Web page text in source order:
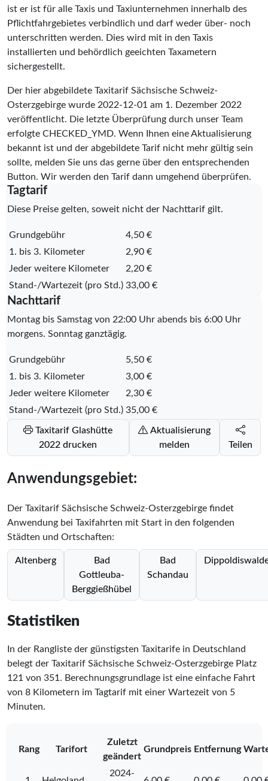
ist er ist für alle Taxis und Taxiunternehmen innerhalb des
Pflichtfahrgebietes verbindlich und darf weder über- noch
unterschritten werden. Dies wird mit in den Taxis
installierten und behördlich geeichten Taxametern
sichergestellt.
Der hier abgebildete Taxitarif Sächsische Schweiz-
Osterzgebirge wurde 2022-12-01 am 1. Dezember 2022
veröffentlicht. Die letzte Überprüfung durch unser Team
erfolgte CHECKED_YMD. Wenn Ihnen eine Aktualisierung
bekannt ist und der abgebildete Tarif nicht mehr gültig sein
sollte, melden Sie uns das gerne über den entsprechenden
Button. Wir werden den Tarif dann umgehend überprüfen.
Tagtarif
Diese Preise gelten, soweit nicht der Nachttarif gilt.
Grundgebühr
4,50 €
1. bis 3. Kilometer
2,90 €
Jeder weitere Kilometer
2,20 €
Stand-/Wartezeit (pro Std.) 33,00 €
Nachttarif
Montag bis Samstag von 22:00 Uhr abends bis 6:00 Uhr
morgens. Sonntag ganztägig.
Grundgebühr
5,50 €
1. bis 3. Kilometer
3,00 €
Jeder weitere Kilometer
2,30 €
Stand-/Wartezeit (pro Std.) 35,00 €
Taxitarif Glashütte
2022 drucken
Aktualisierung
melden
Teilen
Anwendungsgebiet:
Der Taxitarif Sächsische Schweiz-Osterzgebirge findet
Anwendung bei Taxifahrten mit Start in den folgenden
Städten und Ortschaften:
Altenberg
Bad
Gottleuba-
Berggießhübel
Bad
Schandau
Statistiken
In der Rangliste der günstigsten Taxitarife in Deutschland
belegt der Taxitarif Sächsische Schweiz-Osterzgebirge Platz
121 von 351. Berechnungsgrundlage ist eine einfache Fahrt
von 8 Kilometern im Tagtarif mit einer Wartezeit von 5
Minuten.
Rang Tarifort
Zuletzt
geändert
Grundpreis Entfernung
2024-